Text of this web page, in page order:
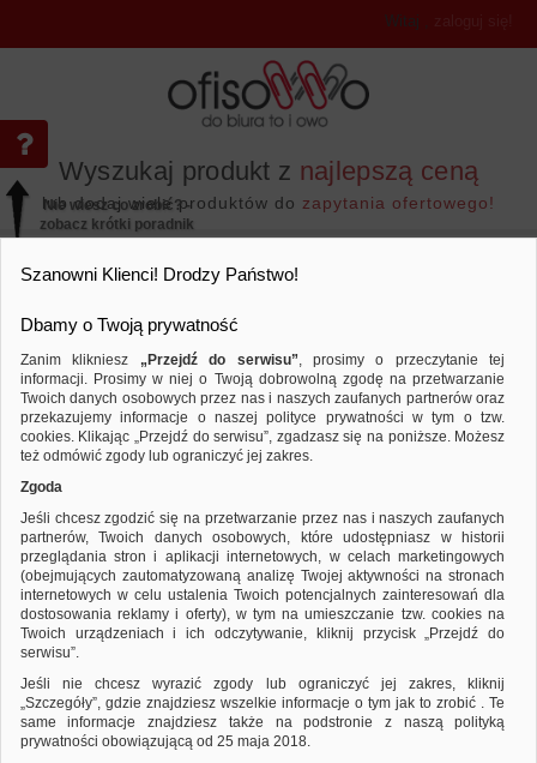
Wyszukaj produkt z najlepszą ceną
lub dodaj wiele produktów do zapytania ofertowego!
Witaj ,
Artykuły szkolne Zeszyty
Porównaj produkt: Kołozeszyt MIQUELRIUS
Nie wiesz co zrobić? -
zobacz krótki poradnik
Szanowni Klienci! Drodzy Państwo!
Dbamy o Twoją prywatność
Zanim klikniesz „Przejdź do serwisu”, prosimy o przeczytanie tej
informacji. Prosimy w niej o Twoją dobrowolną zgodę na przetwarzanie
Twoich danych osobowych przez nas i naszych zaufanych partnerów oraz
przekazujemy informacje o naszej polityce prywatności w tym o tzw.
cookies. Klikając „Przejdź do serwisu”, zgadzasz się na poniższe. Możesz
też odmówić zgody lub ograniczyć jej zakres.
Zgoda
Jeśli chcesz zgodzić się na przetwarzanie przez nas i naszych zaufanych
partnerów, Twoich danych osobowych, które udostępniasz w historii
przeglądania stron i aplikacji internetowych, w celach marketingowych
(obejmujących zautomatyzowaną analizę Twojej aktywności na stronach
internetowych w celu ustalenia Twoich potencjalnych zainteresowań dla
dostosowania reklamy i oferty), w tym na umieszczanie tzw. cookies na
Twoich urządzeniach i ich odczytywanie, kliknij przycisk „Przejdź do
serwisu”.
Jeśli nie chcesz wyrazić zgody lub ograniczyć jej zakres, kliknij
„Szczegóły”, gdzie znajdziesz wszelkie informacje o tym jak to zrobić . Te
same informacje znajdziesz także na podstronie z naszą polityką
prywatności obowiązującą od 25 maja 2018.